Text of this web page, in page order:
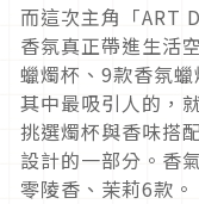
而這次主角「ART
香氛真正帶進生活
蠟燭杯、9款香氛
其中最吸引人的，
挑選燭杯與香味搭
設計的一部分。香
零陵香、茉莉6款。